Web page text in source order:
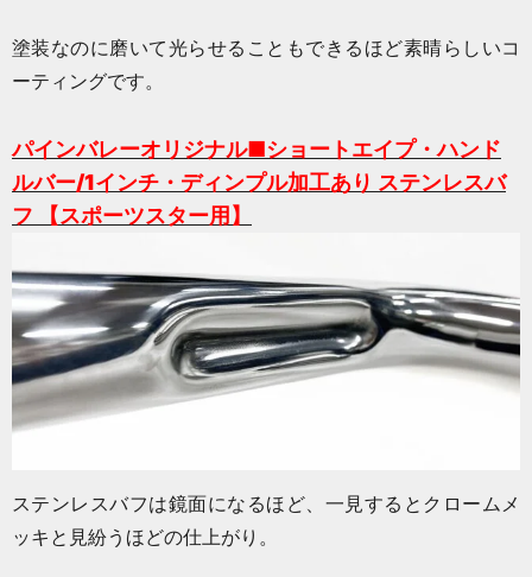
塗装なのに磨いて光らせることもできるほど素晴らしいコ
ーティングです。
パインバレーオリジナル■ショートエイプ・ハンド
ルバー/1インチ・ディンプル加工あり ステンレスバ
フ 【スポーツスター用】
ステンレスバフは鏡面になるほど、一見するとクロームメ
ッキと見紛うほどの仕上がり。